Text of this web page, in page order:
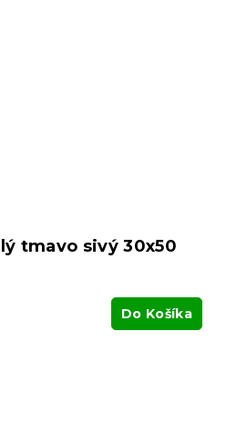
tmavo sivý 30x50
Do Košíka